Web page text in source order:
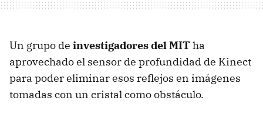
Un grupo de investigadores del MITha
aprovechado el sensor de profundidad de Kinect
para poder eliminar esos reflejos en imágenes
tomadas con un cristal como obstáculo.